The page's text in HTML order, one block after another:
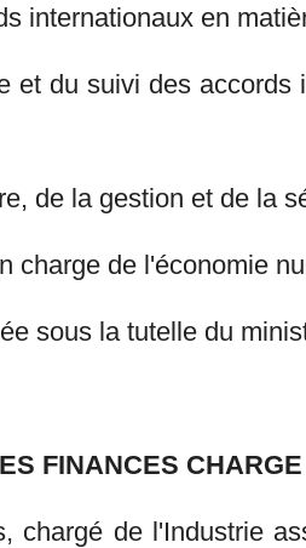
internationaux en
du suivi des
de la gestion et de la
charge de l'économie
sous la tutelle du
FINANCES
chargé de l'Industrie